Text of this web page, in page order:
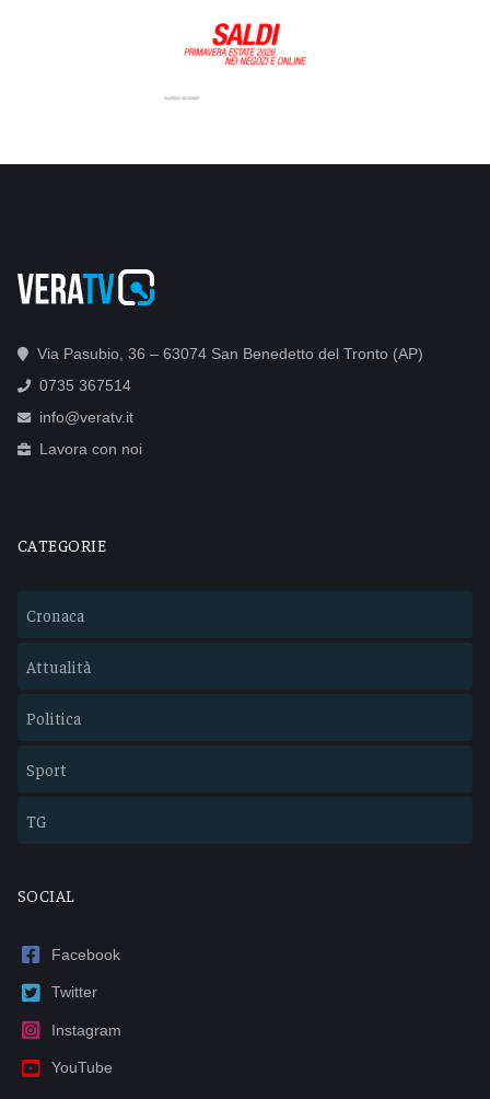
Via Pasubio, 36 – 63074 San Benedetto del Tronto (AP)
0735 367514
info@veratv.it
Lavora con noi
CATEGORIE
Cronaca
Attualità
Politica
Sport
TG
SOCIAL
Facebook
Twitter
Instagram
YouTube